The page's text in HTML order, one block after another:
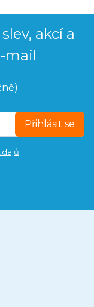
akcí a
mail
Přihlásit se